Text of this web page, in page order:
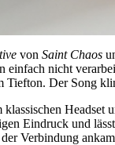
von Saint Chaos
nicht
Tiefton. Der Song
Eindruck und
Verbindung